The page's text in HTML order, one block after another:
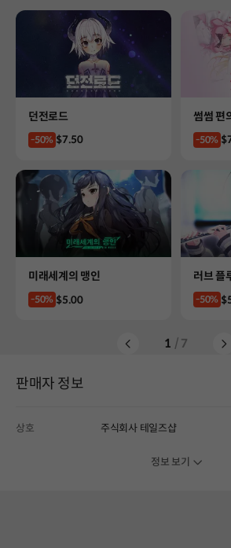
Product
던전로드
-50% Price
$7.50
썸썸 편
-50%
Product
미래세계의 맹인
-50% Price
$5.00
러브 플
-50%
1 / 7
판매자 정보
상호 주식회사 테일즈샵
정보 보기